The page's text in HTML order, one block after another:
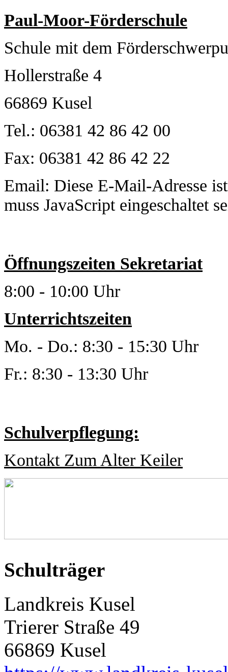
Paul-Moor-Förderschule
Schule mit dem
Hollerstraße 4
66869 Kusel
Tel.: 06381 42 86 42 00
Fax: 06381 42 86 42 22
Email: Diese E-Mail-Adresse
muss JavaScript eingeschaltet
Öffnungszeiten Sekretariat
8:00 - 10:00 Uhr
Unterrichtszeiten
Mo. - Do.: 8:30 - 15:30 Uhr
Fr.: 8:30 - 13:30 Uhr
Schulverpflegung:
Kontakt Zum Alter Keiler
Schulträger
Landkreis Kusel
Trierer Straße 49
66869 Kusel